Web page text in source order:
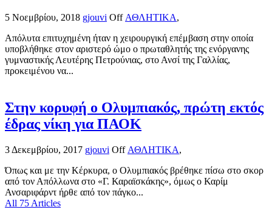
5 Νοεμβρίου, 2018 gjouvi Off ΑΘΛΗΤΙΚΑ,
Απόλυτα επιτυχημένη ήταν η χειρουργική επέμβαση στην οποία
υποβλήθηκε στον αριστερό ώμο ο πρωταθλητής της ενόργανης
γυμναστικής Λευτέρης Πετρούνιας, στο Ανσί της Γαλλίας,
προκειμένου να...
Στην κορυφή ο Ολυμπιακός, πρώτη εκτός
έδρας νίκη για ΠΑΟΚ
3 Δεκεμβρίου, 2017 gjouvi Off ΑΘΛΗΤΙΚΑ,
Όπως και με την Κέρκυρα, ο Ολυμπιακός βρέθηκε πίσω στο σκορ
από τον Απόλλωνα στο «Γ. Καραϊσκάκης», όμως ο Καρίμ
Ανσαριφάρντ ήρθε από τον πάγκο...
All 75 Articles